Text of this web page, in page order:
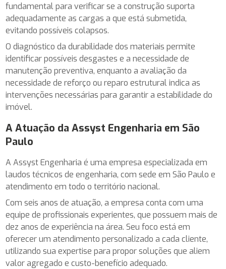
fundamental para verificar se a construção suporta
adequadamente as cargas a que está submetida,
evitando possíveis colapsos.
O diagnóstico da durabilidade dos materiais permite
identificar possíveis desgastes e a necessidade de
manutenção preventiva, enquanto a avaliação da
necessidade de reforço ou reparo estrutural indica as
intervenções necessárias para garantir a estabilidade do
imóvel.
A Atuação da Assyst Engenharia em São
Paulo
A Assyst Engenharia é uma empresa especializada em
laudos técnicos de engenharia, com sede em São Paulo e
atendimento em todo o território nacional.
Com seis anos de atuação, a empresa conta com uma
equipe de profissionais experientes, que possuem mais de
dez anos de experiência na área. Seu foco está em
oferecer um atendimento personalizado a cada cliente,
utilizando sua expertise para propor soluções que aliem
valor agregado e custo-benefício adequado.